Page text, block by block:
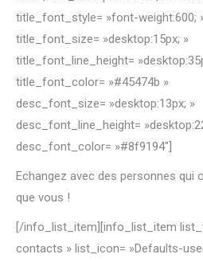
title_font_style= »font-weight:600;
title_font_size= »desktop:15px; »
title_font_line_height=
title_font_color= »#45474b »
desc_font_size= »desktop:13px; »
desc_font_line_height=
desc_font_color= »#8f9194″]
Echangez avec des personnes qui
que vous !
[/info_list_item][info_list_item
contacts » list_icon= »Defaults-